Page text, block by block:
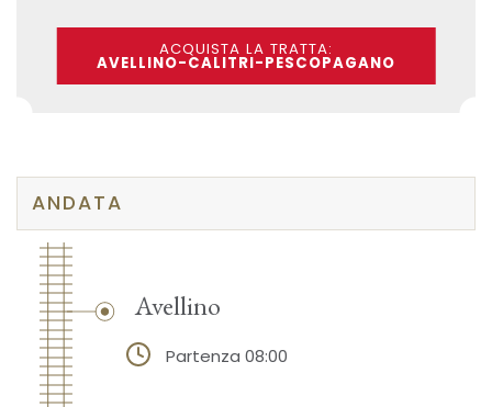
ACQUISTA LA TRATTA:
AVELLINO-CALITRI-PESCOPAGANO
ANDATA
Avellino
Partenza 08:00